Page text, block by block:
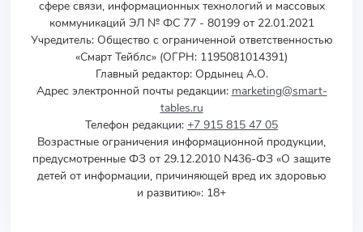
сфере связи, информационных технологий и массовых
коммуникаций ЭЛ № ФС 77 - 80199 от 22.01.2021
Учредитель: Общество с ограниченной ответственностью
«Смарт Тейблс» (ОГРН: 1195081014391)
Главный редактор: Ордынец А.О.
Адрес электронной почты редакции: marketing@smart-
tables.ru
Телефон редакции: +7 915 815 47 05
Возрастные ограничения информационной продукции,
предусмотренные ФЗ от 29.12.2010 N436-ФЗ «О защите
детей от информации, причиняющей вред их здоровью
и развитию»: 18+